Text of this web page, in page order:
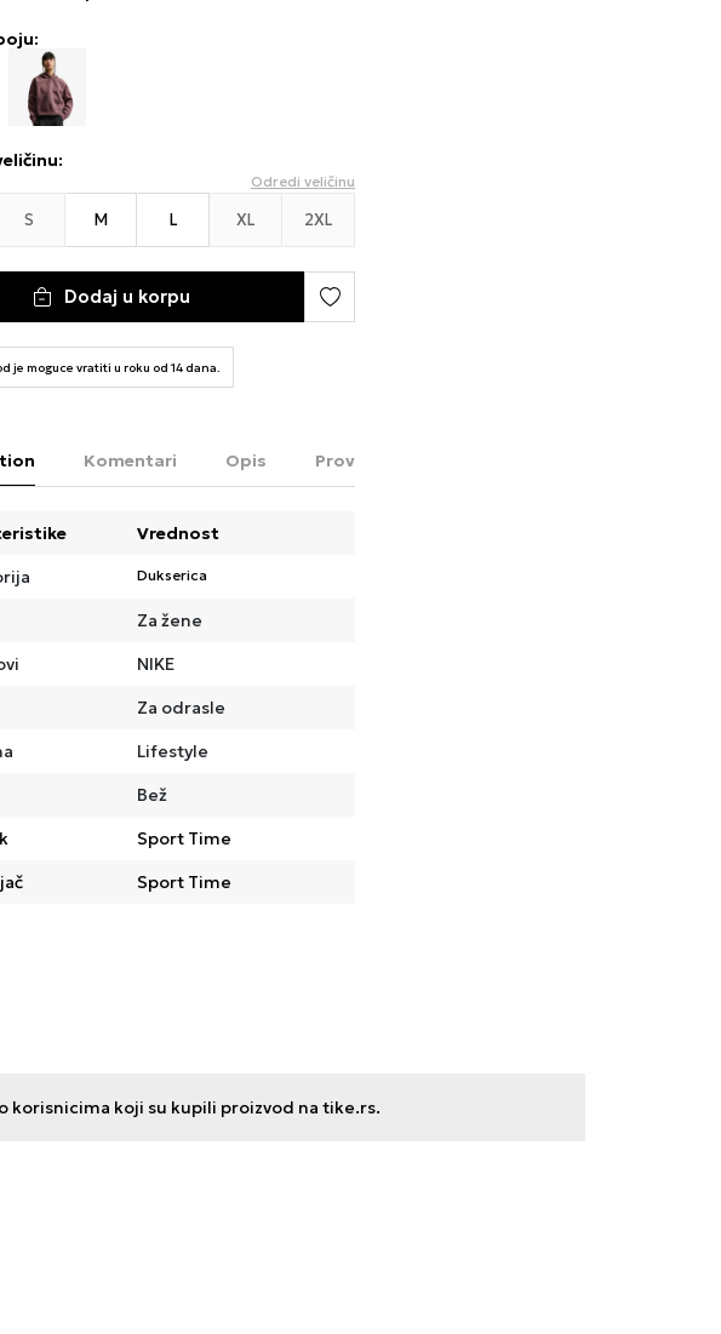
:
Odredi veličinu
S M L XL 2XL
Dodaj u korpu
je moguce vratiti u roku od 14 dana.
Komentari Opis Proveri dostupnost u radnjama
Vrednost
Dukserica
Za žene
NIKE
Za odrasle
Lifestyle
Bež
Sport Time
Sport Time
korisnicima koji su kupili proizvod na tike.rs.